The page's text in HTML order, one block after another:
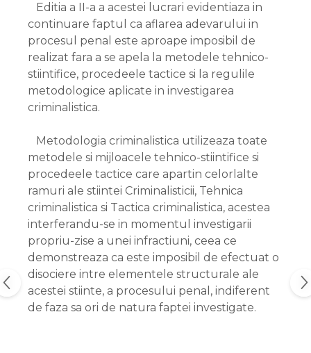
Editia a II-a a acestei lucrari evidentiaza in
continuare faptul ca aflarea adevarului in
procesul penal este aproape imposibil de
realizat fara a se apela la metodele tehnico-
stiintifice, procedeele tactice si la regulile
metodologice aplicate in investigarea
criminalistica.
Metodologia criminalistica utilizeaza toate
metodele si mijloacele tehnico-stiintifice si
procedeele tactice care apartin celorlalte
ramuri ale stiintei Criminalisticii, Tehnica
criminalistica si Tactica criminalistica, acestea
interferandu-se in momentul investigarii
propriu-zise a unei infractiuni, ceea ce
demonstreaza ca este imposibil de efectuat o
disociere intre elementele structurale ale
acestei stiinte, a procesului penal, indiferent
de faza sa ori de natura faptei investigate.